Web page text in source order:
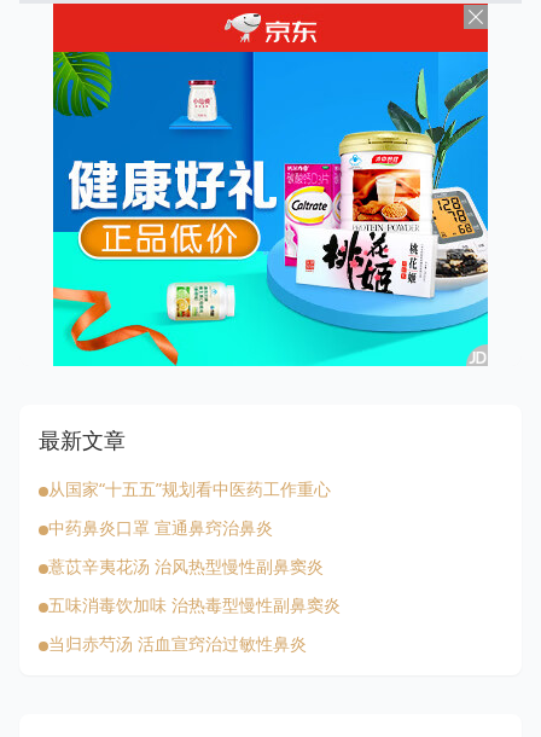
最新文章
从国家“十五五”规划看中医药工作重心
中药鼻炎口罩 宣通鼻窍治鼻炎
薏苡辛夷花汤 治风热型慢性副鼻窦炎
五味消毒饮加味 治热毒型慢性副鼻窦炎
当归赤芍汤 活血宣窍治过敏性鼻炎